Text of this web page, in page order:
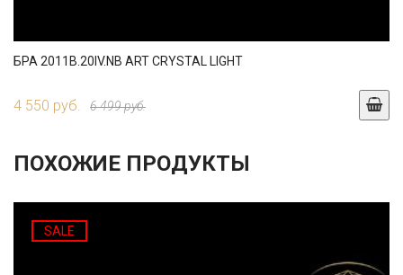
БРА 2011B.20IV.NB ART CRYSTAL LIGHT
4 550 руб. 6 499 руб.
ПОХОЖИЕ ПРОДУКТЫ
SALE